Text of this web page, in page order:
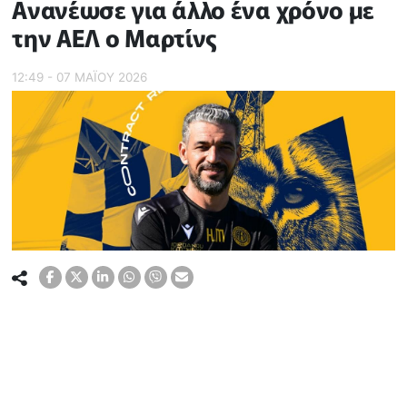
Ανανέωσε για άλλο ένα χρόνο με
την ΑΕΛ ο Μαρτίνς
12:49 - 07 ΜΑΪ́ΟΥ 2026